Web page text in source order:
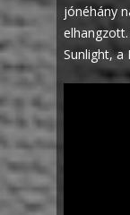
jónéhány
Sunlight, a